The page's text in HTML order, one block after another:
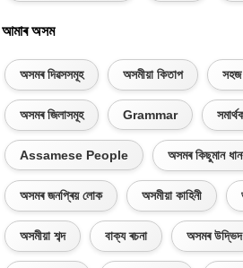
আমাৰ অসম
অসমৰ দিৱসসমূহ অসমীয়া কিতাপ সহজ
অসমৰ জিলাসমূহ Grammar
Assamese People অসমৰ কিছুমান
অসমৰ জনপ্ৰিয় লোক অসমীয়া কাহিনী
অসমীয়া শব্দ বাক্য ৰচনা অসমৰ উদ্ভিদ